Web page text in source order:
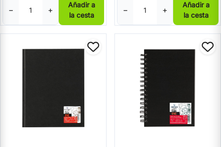
− +
Añadir a
la cesta
− +
Añadir a
la cesta